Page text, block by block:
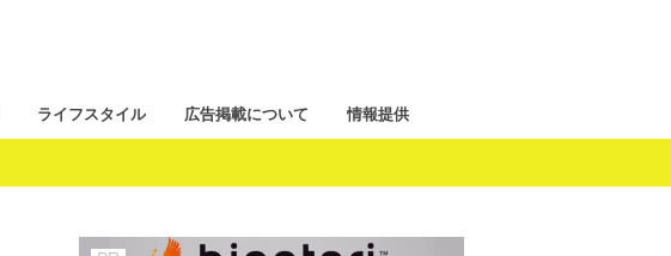
ライフスタイル 広告掲載について 情報提供